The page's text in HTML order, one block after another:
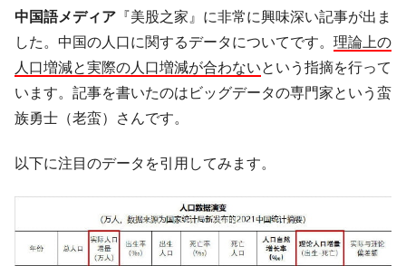
ても」⇒ 257万人赦免したのに60万人がまた延滞者に転
落！
韓国K9専用砲弾･装薬自動供給装甲車両･珍
兵器「K10」が改良に乗り出す。
韓国「2026年07月の輸出入」絶好調。半導
体だけで410億ドル、輸出全体の41％もある
『Money1』
韓国･李在明「青年層の雇用状況が悪い。せ
や、若者に起業させよう」⇒ どんな雇用対策だソレ。
【韓国の外貨準備】2026年07月は4,279億ド
ル。外平債の発行「19.4億ドル」
『Money1』
韓国「ここは北朝鮮なのか。選管がサーバ
中国語メディア 『美股之家』に非常に興味深い記事が出ま
した。中国の人口に関するデータについてです。 理論上の
人口増減と実際の人口増減が合わないという指摘を行って
います。記事を書いたのはビッグデータの専門家という蛮
族勇士（老蛮）さんです。
以下に注目のデータを引用してみます。